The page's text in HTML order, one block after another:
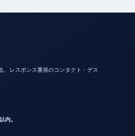
、レスポンス重視のコンタクト・デス
内。